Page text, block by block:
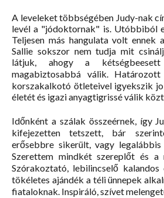
A leveleket többségében Judy-nak
levél a "jódoktornak" is. Utóbbiból
Teljesen más hangulata volt ennek
Sallie sokszor nem tudja mit
látjuk, ahogy a
magabiztosabbá válik.
korszakalkotó ötleteivel igyekszik
életét és igazi anyagtigrissé válik
Időnként a szálak összeérnek, így
kifejezetten tetszett, bár
erősebbre sikerült, vagy
Szerettem mindkét szereplőt és a
Szórakoztató, lebilincselő
tökéletes ajándék a téli ünnepek
fiataloknak. Inspiráló, szívet